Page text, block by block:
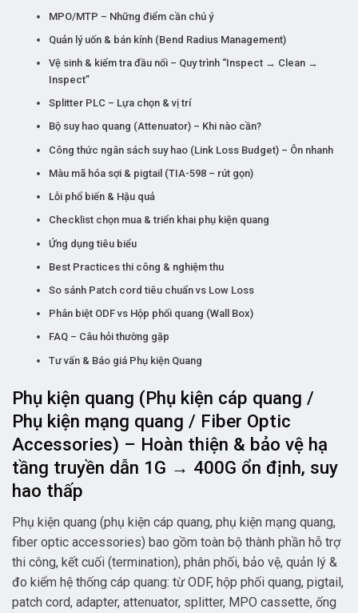
MPO/MTP – Những điểm cần chú ý
Quản lý uốn & bán kính (Bend Radius Management)
Vệ sinh & kiểm tra đầu nối – Quy trình “Inspect → Clean →
Inspect”
Splitter PLC – Lựa chọn & vị trí
Bộ suy hao quang (Attenuator) – Khi nào cần?
Công thức ngân sách suy hao (Link Loss Budget) – Ôn nhanh
Màu mã hóa sợi & pigtail (TIA-598 – rút gọn)
Lỗi phổ biến & Hậu quả
Checklist chọn mua & triển khai phụ kiện quang
Ứng dụng tiêu biểu
Best Practices thi công & nghiệm thu
So sánh Patch cord tiêu chuẩn vs Low Loss
Phân biệt ODF vs Hộp phối quang (Wall Box)
FAQ – Câu hỏi thường gặp
Tư vấn & Báo giá Phụ kiện Quang
Phụ kiện quang (Phụ kiện cáp quang /
Phụ kiện mạng quang / Fiber Optic
Accessories) – Hoàn thiện & bảo vệ hạ
tầng truyền dẫn 1G → 400G ổn định, suy
hao thấp
Phụ kiện quang (phụ kiện cáp quang, phụ kiện mạng quang,
fiber optic accessories) bao gồm toàn bộ thành phần hỗ trợ
thi công, kết cuối (termination), phân phối, bảo vệ, quản lý &
đo kiểm hệ thống cáp quang: từ ODF, hộp phối quang, pigtail,
patch cord, adapter, attenuator, splitter, MPO cassette, ống